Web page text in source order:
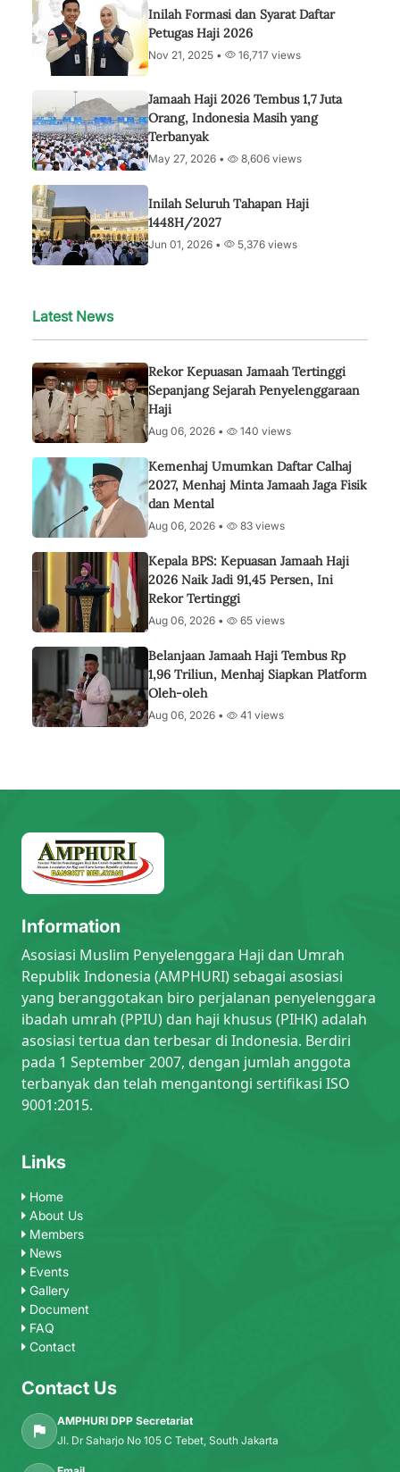
Inilah Formasi dan Syarat Daftar
Petugas Haji 2026
Nov 21, 2025 • 16,717 views
Jamaah Haji 2026 Tembus 1,7 Juta
Orang, Indonesia Masih yang
Terbanyak
May 27, 2026 • 8,606 views
Inilah Seluruh Tahapan Haji
1448H/2027
Jun 01, 2026 • 5,376 views
Latest News
Rekor Kepuasan Jamaah Tertinggi
Sepanjang Sejarah Penyelenggaraan
Haji
Aug 06, 2026 • 140 views
Kemenhaj Umumkan Daftar Calhaj
2027, Menhaj Minta Jamaah Jaga Fisik
dan Mental
Aug 06, 2026 • 83 views
Kepala BPS: Kepuasan Jamaah Haji
2026 Naik Jadi 91,45 Persen, Ini
Rekor Tertinggi
Aug 06, 2026 • 65 views
Belanjaan Jamaah Haji Tembus Rp
1,96 Triliun, Menhaj Siapkan Platform
Oleh-oleh
Aug 06, 2026 • 41 views
Information
Asosiasi Muslim Penyelenggara Haji dan Umrah
Republik Indonesia (AMPHURI) sebagai asosiasi
yang beranggotakan biro perjalanan penyelenggara
ibadah umrah (PPIU) dan haji khusus (PIHK) adalah
asosiasi tertua dan terbesar di Indonesia. Berdiri
pada 1 September 2007, dengan jumlah anggota
terbanyak dan telah mengantongi sertifikasi ISO
9001:2015.
Links
Home
About Us
Members
News
Events
Gallery
Document
FAQ
Contact
Contact Us
AMPHURI DPP Secretariat
Jl. Dr Saharjo No 105 C Tebet, South Jakarta